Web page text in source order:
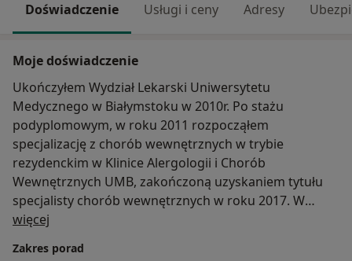
Doświadczenie Usługi i ceny Adresy
Moje doświadczenie
Ukończyłem Wydział Lekarski Uniwersytetu
Medycznego w Białymstoku w 2010r. Po stażu
podyplomowym, w roku 2011 rozpocząłem
specjalizację z chorób wewnętrznych w trybie
rezydenckim w Klinice Alergologii i Chorób
Wewnętrznych UMB, zakończoną uzyskaniem tytułu
specjalisty chorób wewnętrznych w roku 2017. W
latach 2017 – 2019 odbyłem szkolenie specjalizacyjne z
2022r. uzyskałem tytuł doktora nauk medycznych
więcej
Zakres porad